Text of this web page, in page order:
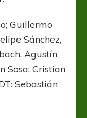
Guillermo
Sánchez,
Agustín
Sosa; Cristian
Sebastián